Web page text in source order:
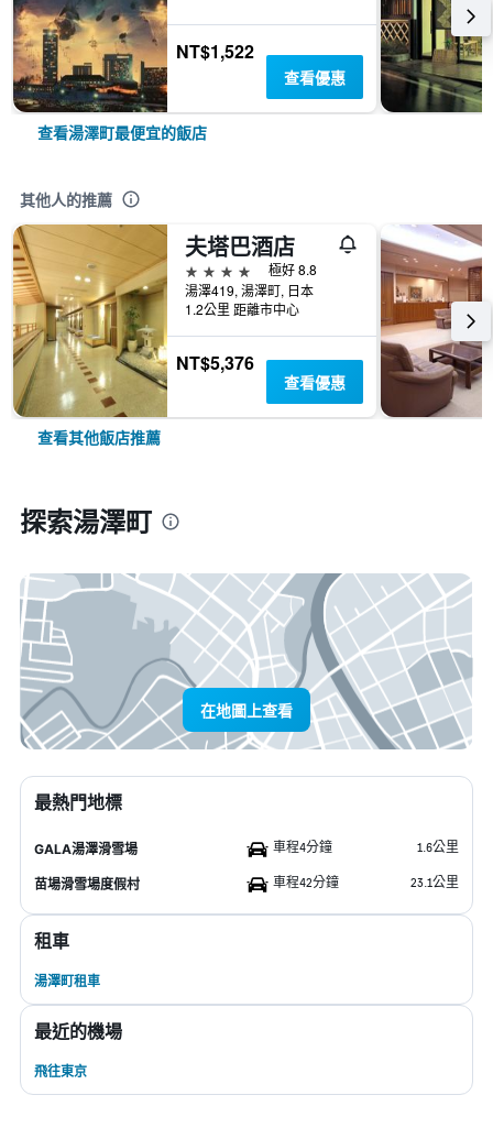
NT$1,522
查看優惠
查看湯澤町最便宜的飯店
其他人的推薦
夫塔巴酒店
4星級
極好 8.8
湯澤419, 湯澤町, 日本
1.2公里 距離市中心
NT$5,376
查看優惠
查看其他飯店推薦
探索湯澤町
在地圖上查看
最熱門地標
GALA湯澤滑雪場 車程4分鐘 1.6公里
苗場滑雪場度假村 車程42分鐘 23.1公里
租車
湯澤町租車
最近的機場
飛往東京